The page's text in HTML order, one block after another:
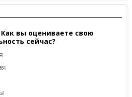
вы оцениваете свою
сейчас?